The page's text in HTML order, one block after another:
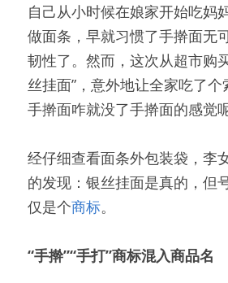
自己从小时候在娘家开始吃妈
做面条，早就习惯了手擀面无
韧性了。然而，这次从超市购
丝挂面”，意外地让全家吃了个
手擀面咋就没了手擀面的感觉
经仔细查看面条外包装袋，李
的发现：银丝挂面是真的，但
仅是个商标。
“手擀”“手打”商标混入商品名